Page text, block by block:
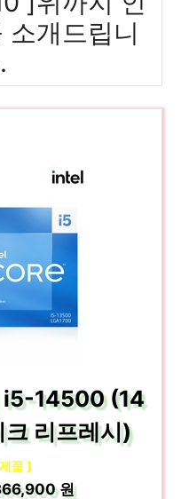
소개드립니
i5-14500 (14
리프레시)
품 ]
원